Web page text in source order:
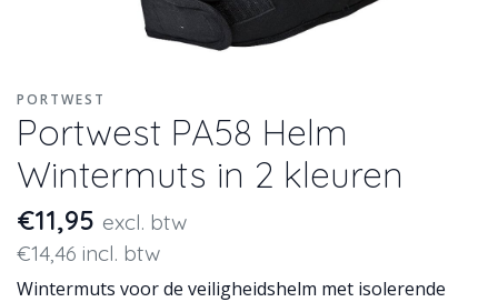
PORTWEST
Portwest PA58 Helm
Wintermuts in 2 kleuren
€11,95 excl. btw
€14,46 incl. btw
Wintermuts voor de veiligheidshelm met isolerende